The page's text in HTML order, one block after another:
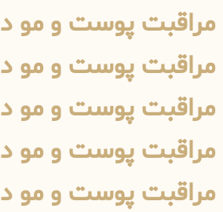
مراقبت پوست و مو
مراقبت پوست و مو
مراقبت پوست و مو
مراقبت پوست و مو
مراقبت پوست و مو